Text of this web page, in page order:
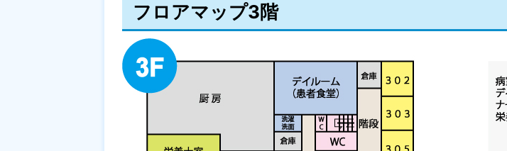
フロアマップ3階